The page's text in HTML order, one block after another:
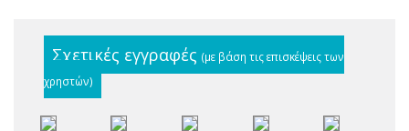
Σχετικές εγγραφές (με βάση τις επισκέψεις των
χρηστών)